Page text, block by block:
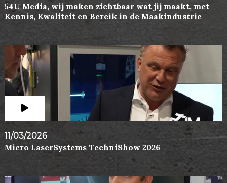
54U Media, wij maken zichtbaar wat jij maakt, met
Kennis, Kwaliteit en Bereik in de Maakindustrie
11/03/2026
Micro LaserSystems TechniShow 2026